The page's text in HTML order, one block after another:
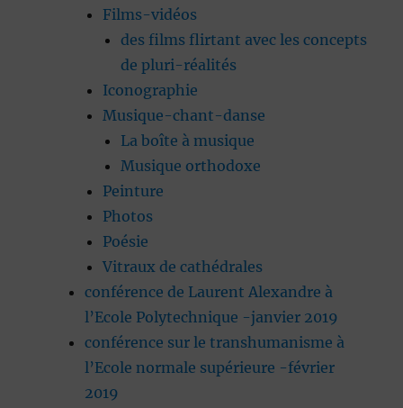
Films-vidéos
des films flirtant avec les concepts
de pluri-réalités
Iconographie
Musique-chant-danse
La boîte à musique
Musique orthodoxe
Peinture
Photos
Poésie
Vitraux de cathédrales
conférence de Laurent Alexandre à
l’Ecole Polytechnique -janvier 2019
conférence sur le transhumanisme à
l’Ecole normale supérieure -février
2019